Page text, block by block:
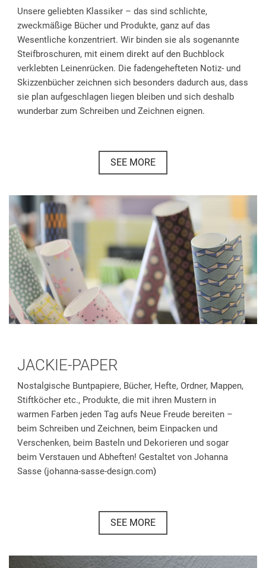
Unsere geliebten Klassiker – das sind schlichte,
zweckmäßige Bücher und Produkte, ganz auf das
Wesentliche konzentriert. Wir binden sie als sogenannte
Steifbroschuren, mit einem direkt auf den Buchblock
verklebten Leinenrücken. Die fadengehefteten Notiz- und
Skizzenbücher zeichnen sich besonders dadurch aus, dass
sie plan aufgeschlagen liegen bleiben und sich deshalb
wunderbar zum Schreiben und Zeichnen eignen.
SEE MORE
JACKIE-PAPER
Nostalgische Buntpapiere, Bücher, Hefte, Ordner, Mappen,
Stiftköcher etc., Produkte, die mit ihren Mustern in
warmen Farben jeden Tag aufs Neue Freude bereiten –
beim Schreiben und Zeichnen, beim Einpacken und
Verschenken, beim Basteln und Dekorieren und sogar
beim Verstauen und Abheften! Gestaltet von Johanna
Sasse (johanna-sasse-design.com)
SEE MORE